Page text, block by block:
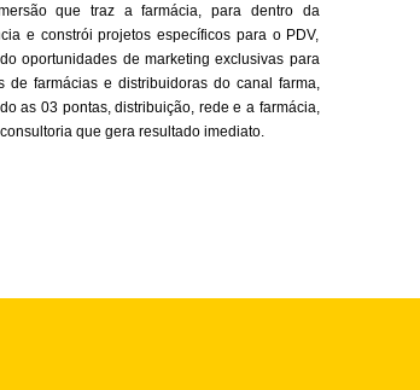
que traz a farmácia, para dentro da
e constrói projetos específicos para o PDV,
oportunidades de marketing exclusivas para
de farmácias e distribuidoras do canal farma,
as 03 pontas, distribuição, rede e a farmácia,
que gera resultado imediato.